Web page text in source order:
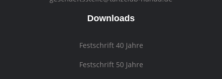
Downloads
Festschrift 40 Jahre
Festschrift 50 Jahre